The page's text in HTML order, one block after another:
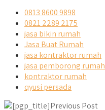
0813 8600 9898
0821 2289 2175
jasa bikin rumah
Jasa Buat Rumah
jasa kontraktor rumah
jasa pemborong rumah
kontraktor rumah
qyusi persada
Previous Post